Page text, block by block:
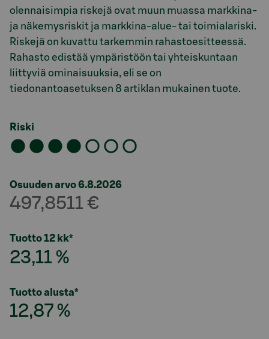
olennaisimpia riskejä ovat muun muassa markkina-
ja näkemysriskit ja markkina-alue- tai toimialariski.
Riskejä on kuvattu tarkemmin rahastoesitteessä.
Rahasto edistää ympäristöön tai yhteiskuntaan
liittyviä ominaisuuksia, eli se on
tiedonantoasetuksen 8 artiklan mukainen tuote.
Riski
Osuuden arvo 6.8.2026
497,8511 €
Tuotto 12 kk*
23,11 %
Tuotto alusta*
12,87 %